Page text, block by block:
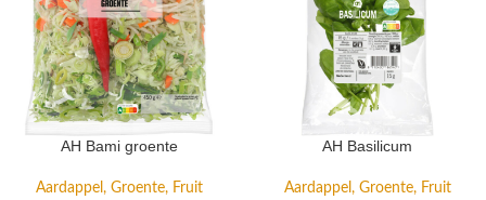
AH Bami groente
Aardappel, Groente, Fruit
AH Basilicum
Aardappel, Groente, Fruit